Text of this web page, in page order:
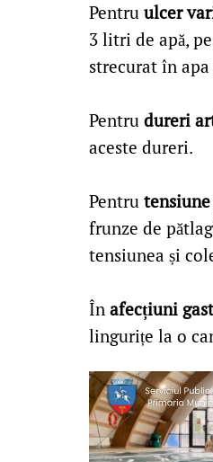
Pentru ulcer
3 litri de apă,
strecurat în
Pentru dureri
aceste dureri.
Pentru
frunze de
tensiunea și
În afecțiuni
lingurițe la o